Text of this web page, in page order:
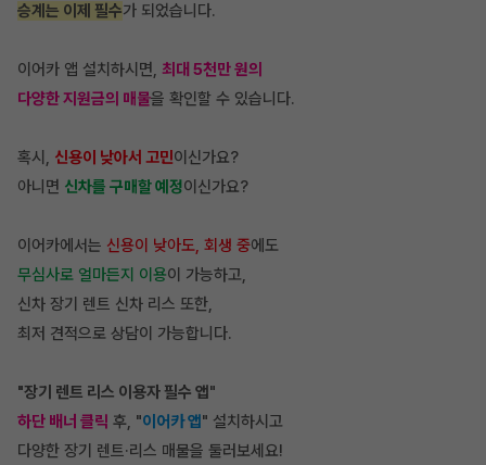
승계는 이제 필수가 되었습니다.
이어카 앱 설치하시면, 최대 5천만 원의
다양한 지원금의 매물을 확인할 수 있습니다.
혹시, 신용이 낮아서 고민이신가요?
아니면 신차를 구매할 예정이신가요?
이어카에서는 신용이 낮아도, 회생 중에도
무심사로 얼마든지 이용이 가능하고,
신차 장기 렌트 신차 리스 또한,
최저 견적으로 상담이 가능합니다.
"장기 렌트 리스 이용자 필수 앱 "
하단 배너 클릭 후, "이어카 앱" 설치하시고
다양한 장기 렌트·리스 매물을 둘러보세요!